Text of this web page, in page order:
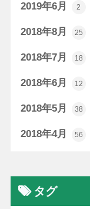
2019年6月 2
2018年8月 25
2018年7月 18
2018年6月 12
2018年5月 38
2018年4月 56
タグ